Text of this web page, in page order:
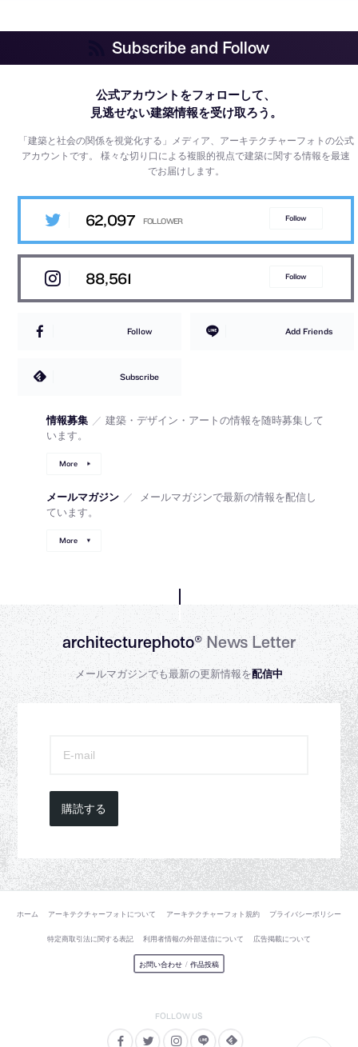
Subscribe and Follow
公式アカウントをフォローして、
見逃せない建築情報を受け取ろう。
「建築と社会の関係を視覚化する」メディア、アーキテクチャーフォトの公式
アカウントです。様々な切り口による複眼的視点で建築に関する情報を最速
でお届けします。
62,097 Follow
88,561 Follow
Follow Add Friends
Subscribe
情報募集 ／ 建築・デザイン・アートの情報を随時募集して
います。
More
メールマガジン ／
メールマガジンで最新の情報を配信し
ています。
More
architecturephoto®News Letter
メールマガジンでも最新の更新情報を配信中
購読する
ホーム アーキテクチャーフォトについて アーキテクチャーフォト規約 プライバシーポリシー
特定商取引法に関する表記 利用者情報の外部送信について 広告掲載について
お問い合わせ / 作品投稿